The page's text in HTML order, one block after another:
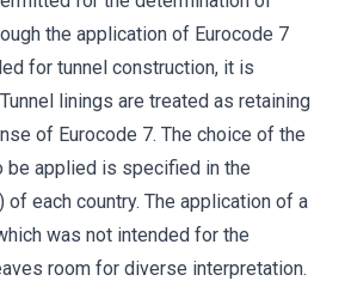
the application of Eurocode 7
for tunnel construction, it is
linings are treated as retaining
of Eurocode 7. The choice of the
be applied is specified in the
of each country. The application of a
was not intended for the
room for diverse interpretation.